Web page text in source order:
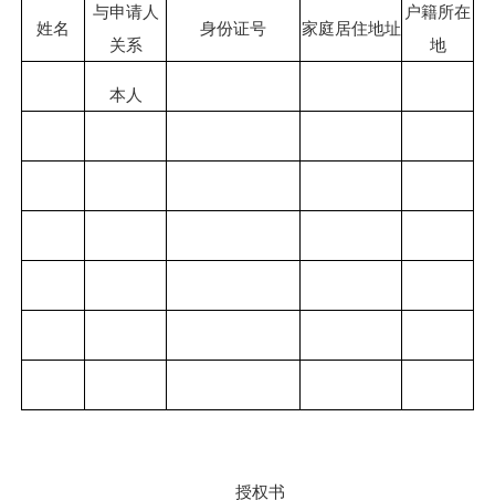
姓名
与申请人
关系
身份证号 家庭居住地址
户籍所在
地
本人
授权书